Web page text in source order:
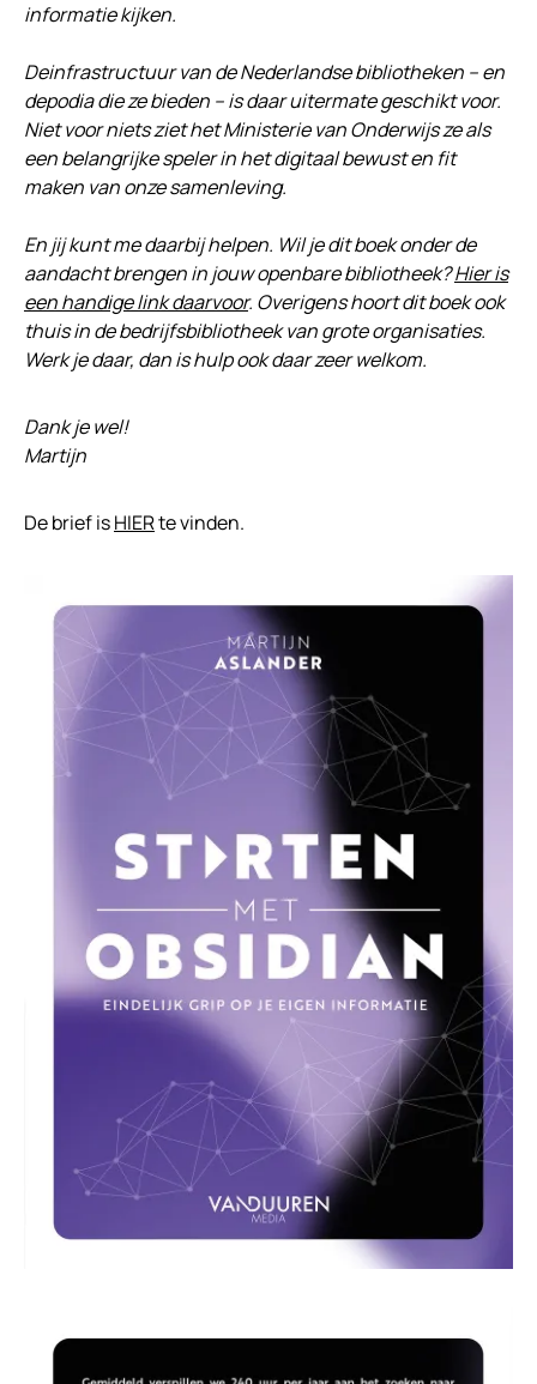
informatie kijken.
Deinfrastructuur van de Nederlandse bibliotheken – en
depodia die ze bieden – is daar uitermate geschikt voor.
Niet voor niets ziet het Ministerie van Onderwijs ze als
een belangrijke speler in het digitaal bewust en fit
maken van onze samenleving.
En jij kunt me daarbij helpen. Wil je dit boek onder de
aandacht brengen in jouw openbare bibliotheek?Hier is
een handige link daarvoor. Overigens hoort dit boek ook
thuis in de bedrijfsbibliotheek van grote organisaties.
Werk je daar, dan is hulp ook daar zeer welkom.
Dank je wel!
Martijn
De brief isHIERte vinden.